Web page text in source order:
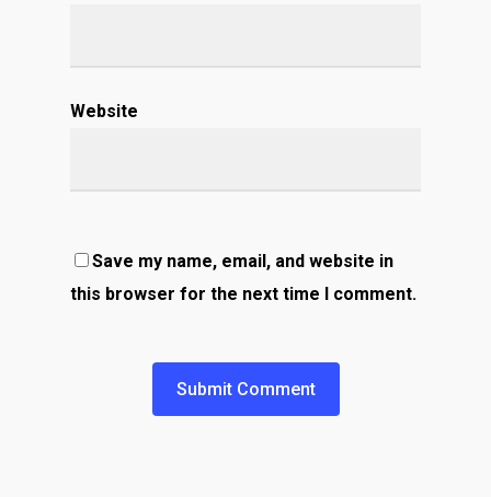
Website
Save my name, email, and website in
this browser for the next time I comment.